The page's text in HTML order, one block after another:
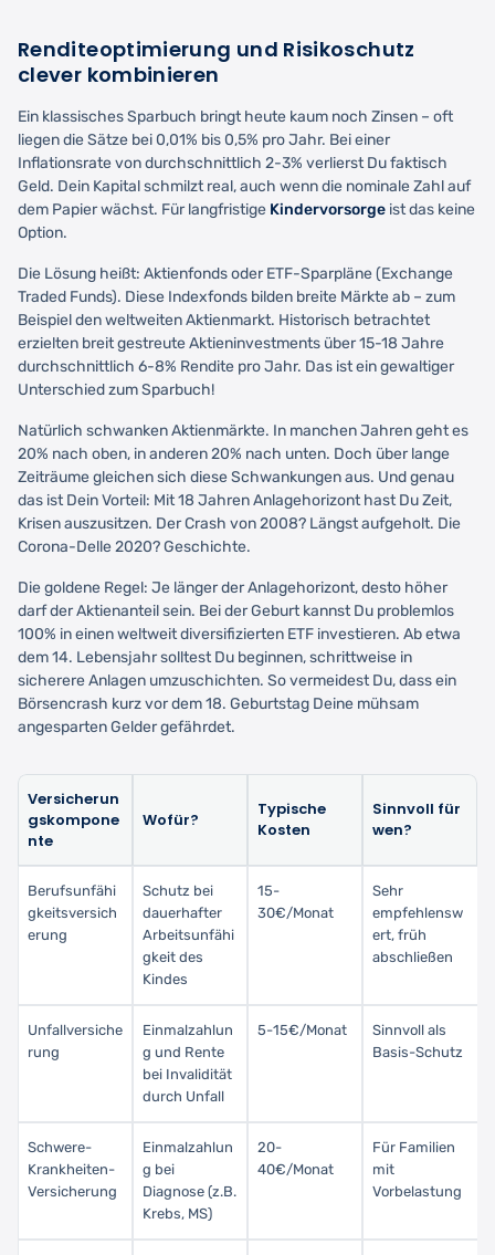
Renditeoptimierung und Risikoschutz
clever kombinieren
Ein klassisches Sparbuch bringt heute kaum noch Zinsen – oft
liegen die Sätze bei 0,01% bis 0,5% pro Jahr. Bei einer
Inflationsrate von durchschnittlich 2-3% verlierst Du faktisch
Geld. Dein Kapital schmilzt real, auch wenn die nominale Zahl auf
dem Papier wächst. Für langfristige Kindervorsorge ist das keine
Option.
Die Lösung heißt: Aktienfonds oder ETF-Sparpläne (Exchange
Traded Funds). Diese Indexfonds bilden breite Märkte ab – zum
Beispiel den weltweiten Aktienmarkt. Historisch betrachtet
erzielten breit gestreute Aktieninvestments über 15-18 Jahre
durchschnittlich 6-8% Rendite pro Jahr. Das ist ein gewaltiger
Unterschied zum Sparbuch!
Natürlich schwanken Aktienmärkte. In manchen Jahren geht es
20% nach oben, in anderen 20% nach unten. Doch über lange
Zeiträume gleichen sich diese Schwankungen aus. Und genau
das ist Dein Vorteil: Mit 18 Jahren Anlagehorizont hast Du Zeit,
Krisen auszusitzen. Der Crash von 2008? Längst aufgeholt. Die
Corona-Delle 2020? Geschichte.
Die goldene Regel: Je länger der Anlagehorizont, desto höher
darf der Aktienanteil sein. Bei der Geburt kannst Du problemlos
100% in einen weltweit diversifizierten ETF investieren. Ab etwa
dem 14. Lebensjahr solltest Du beginnen, schrittweise in
sicherere Anlagen umzuschichten. So vermeidest Du, dass ein
Börsencrash kurz vor dem 18. Geburtstag Deine mühsam
angesparten Gelder gefährdet.
Versicherun
gskompone
nte
Wofür?
Typische
Kosten
Sinnvoll für
wen?
Berufsunfähi
gkeitsversich
erung
Schutz bei
dauerhafter
Arbeitsunfähi
gkeit des
Kindes
15-
30€/Monat
Sehr
empfehlensw
ert, früh
abschließen
Unfallversiche
rung
Einmalzahlun
g und Rente
bei Invalidität
durch Unfall
5-15€/Monat
Sinnvoll als
Basis-Schutz
Schwere-
Krankheiten-
Versicherung
Einmalzahlun
g bei
Diagnose (z.B.
Krebs, MS)
20-
40€/Monat
Für Familien
mit
Vorbelastung